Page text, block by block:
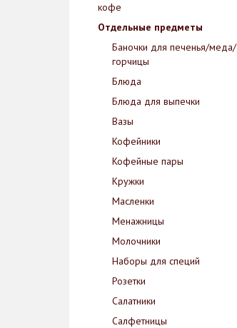
кофе
Отдельные предметы
Баночки для печенья/меда/
горчицы
Блюда
Блюда для выпечки
Вазы
Кофейники
Кофейные пары
Кружки
Масленки
Менажницы
Молочники
Наборы для специй
Розетки
Салатники
Салфетницы